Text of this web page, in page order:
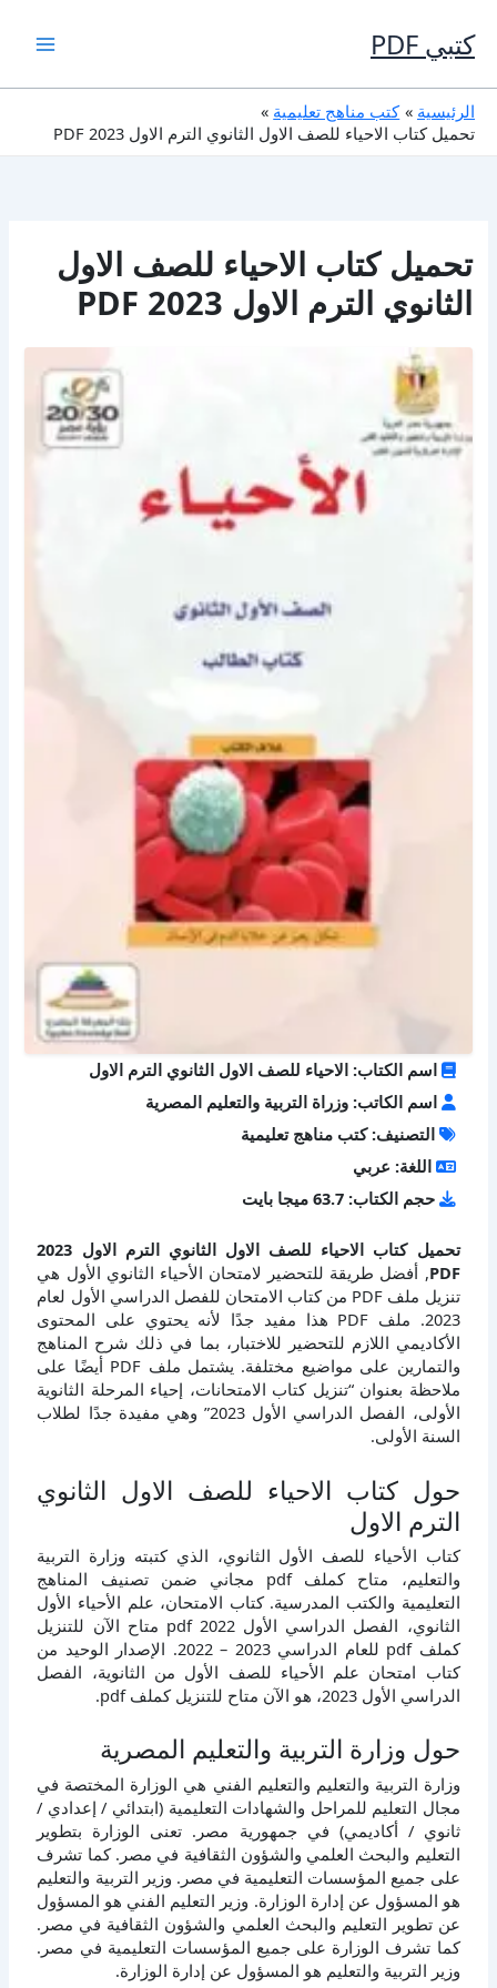
إلى
المحتوى
كتبي PDF
الرئيسية
كتب مناهج تعليمية
تحميل كتاب الاحياء للصف الاول الثانوي الترم الاول 2023 PDF
تحميل كتاب الاحياء للصف الاول
الثانوي الترم الاول 2023 PDF
اسم الكتاب: الاحياء للصف الاول الثانوي الترم الاول
اسم الكاتب: وزراة التربية والتعليم المصرية
التصنيف: كتب مناهج تعليمية
اللغة: عربي
حجم الكتاب: 63.7 ميجا بايت
تحميل كتاب الاحياء للصف الاول الثانوي الترم الاول 2023
PDF, أفضل طريقة للتحضير لامتحان الأحياء الثانوي الأول هي
تنزيل ملف PDF من كتاب الامتحان للفصل الدراسي الأول لعام
2023. ملف PDF هذا مفيد جدًا لأنه يحتوي على المحتوى
الأكاديمي اللازم للتحضير للاختبار، بما في ذلك شرح المناهج
والتمارين على مواضيع مختلفة. يشتمل ملف PDF أيضًا على
ملاحظة بعنوان “تنزيل كتاب الامتحانات، إحياء المرحلة الثانوية
الأولى، الفصل الدراسي الأول 2023” وهي مفيدة جدًا لطلاب
السنة الأولى.
حول كتاب الاحياء للصف الاول الثانوي
الترم الاول
كتاب الأحياء للصف الأول الثانوي، الذي كتبته وزارة التربية
والتعليم، متاح كملف pdf مجاني ضمن تصنيف المناهج
التعليمية والكتب المدرسية. كتاب الامتحان، علم الأحياء الأول
الثانوي، الفصل الدراسي الأول 2022 pdf متاح الآن للتنزيل
كملف pdf للعام الدراسي 2023 – 2022. الإصدار الوحيد من
كتاب امتحان علم الأحياء للصف الأول من الثانوية، الفصل
الدراسي الأول 2023، هو الآن متاح للتنزيل كملف pdf.
حول وزارة التربية والتعليم المصرية
وزارة التربية والتعليم والتعليم الفني هي الوزارة المختصة في
مجال التعليم للمراحل والشهادات التعليمية (ابتدائي / إعدادي /
ثانوي / أكاديمي) في جمهورية مصر. تعنى الوزارة بتطوير
التعليم والبحث العلمي والشؤون الثقافية في مصر. كما تشرف
على جميع المؤسسات التعليمية في مصر. وزير التربية والتعليم
هو المسؤول عن إدارة الوزارة. وزير التعليم الفني هو المسؤول
عن تطوير التعليم والبحث العلمي والشؤون الثقافية في مصر.
كما تشرف الوزارة على جميع المؤسسات التعليمية في مصر.
وزير التربية والتعليم هو المسؤول عن إدارة الوزارة.